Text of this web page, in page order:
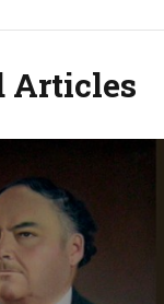
Articles